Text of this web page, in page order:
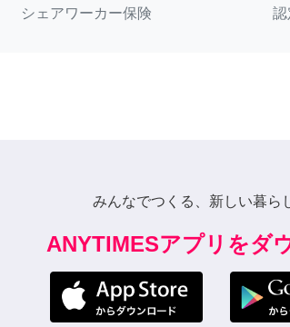
シェアワーカー保険
みんなでつくる、新しい暮ら
ANYTIMESアプリをダ